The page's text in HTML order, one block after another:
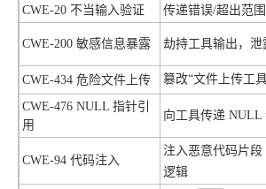
CWE-20 不当输入验证 传递错误/超出范
CWE-200 敏感信息暴露 劫持工具输出，
CWE-434 危险文件上传 篡改“文件上传工
CWE-476 NULL 指针引
用
向工具传递 NULL
CWE-94 代码注入
注入恶意代码片段
逻辑